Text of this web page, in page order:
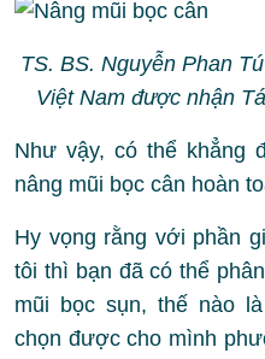
TS. BS. Nguyễn Phan
Việt Nam được nhận
Như vậy, có thể khẳng
nâng mũi bọc cân hoàn
Hy vọng rằng với phần
tôi thì bạn đã có thể
mũi bọc sụn, thế nào
chọn được cho mình